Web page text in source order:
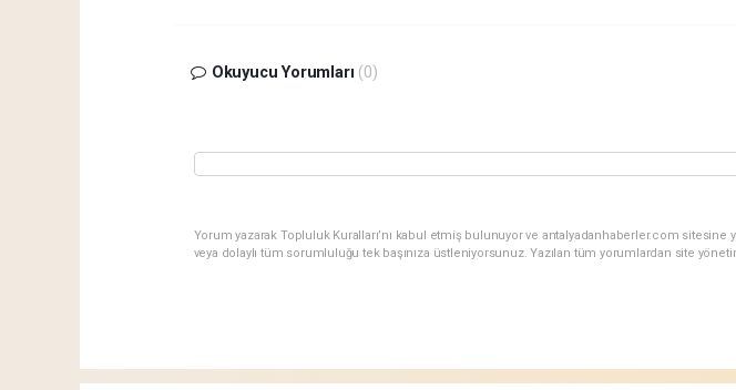
Okuyucu Yorumları (0)
Yorum yazarak Topluluk Kuralları’nı kabul etmiş bulunuyor ve antalyadanhaberler.com sitesine
veya dolaylı tüm sorumluluğu tek başınıza üstleniyorsunuz. Yazılan tüm yorumlardan site